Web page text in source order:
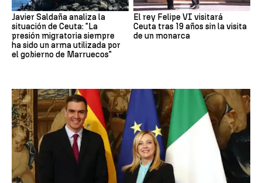
Javier Saldaña analiza la
situación de Ceuta: "La
presión migratoria siempre
ha sido un arma utilizada por
el gobierno de Marruecos"
El rey Felipe VI visitará
Ceuta tras 19 años sin la visita
de un monarca